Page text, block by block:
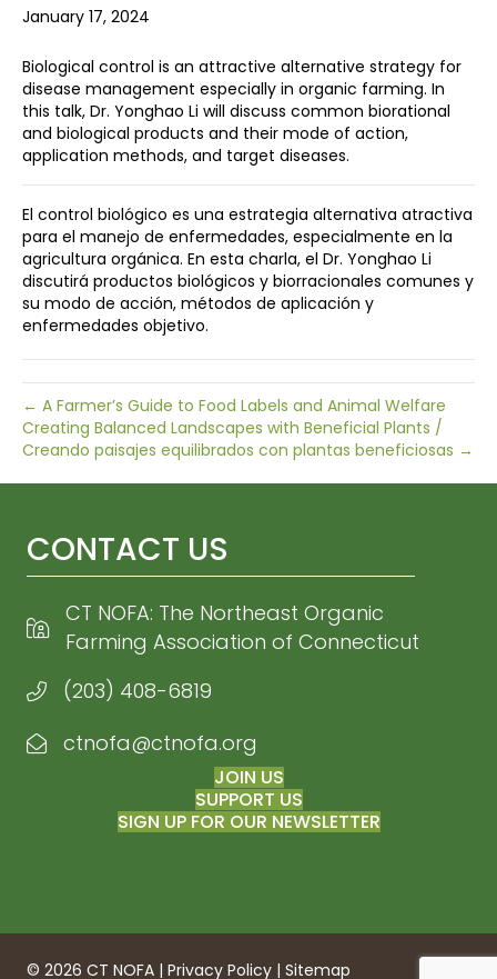
January 17, 2024
Biological control is an attractive alternative strategy for
disease management especially in organic farming. In
this talk, Dr. Yonghao Li will discuss common biorational
and biological products and their mode of action,
application methods, and target diseases.
El control biológico es una estrategia alternativa atractiva
para el manejo de enfermedades, especialmente en la
agricultura orgánica. En esta charla, el Dr. Yonghao Li
discutirá productos biológicos y biorracionales comunes y
su modo de acción, métodos de aplicación y
enfermedades objetivo.
← A Farmer’s Guide to Food Labels and Animal Welfare
Creating Balanced Landscapes with Beneficial Plants /
Creando paisajes equilibrados con plantas beneficiosas →
CONTACT US
CT NOFA: The Northeast Organic
Farming Association of Connecticut
(203) 408-6819
Email CT NOFA
ctnofa@ctnofa.org
JOIN US
SUPPORT US
SIGN UP FOR OUR NEWSLETTER
© 2026 CT NOFA | Privacy Policy | Sitemap